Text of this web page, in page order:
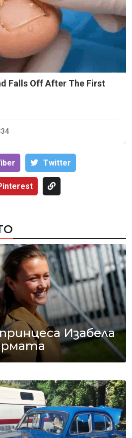
Falls Off After The First
Тwitter
Изабела